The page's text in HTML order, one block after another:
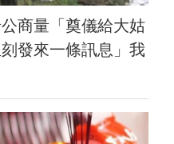
商量「奠儀給大姑
發來一條訊息」我